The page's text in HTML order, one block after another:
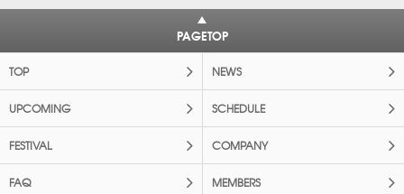
PAGETOP
TOP NEWS
UPCOMING SCHEDULE
FESTIVAL COMPANY
FAQ MEMBERS